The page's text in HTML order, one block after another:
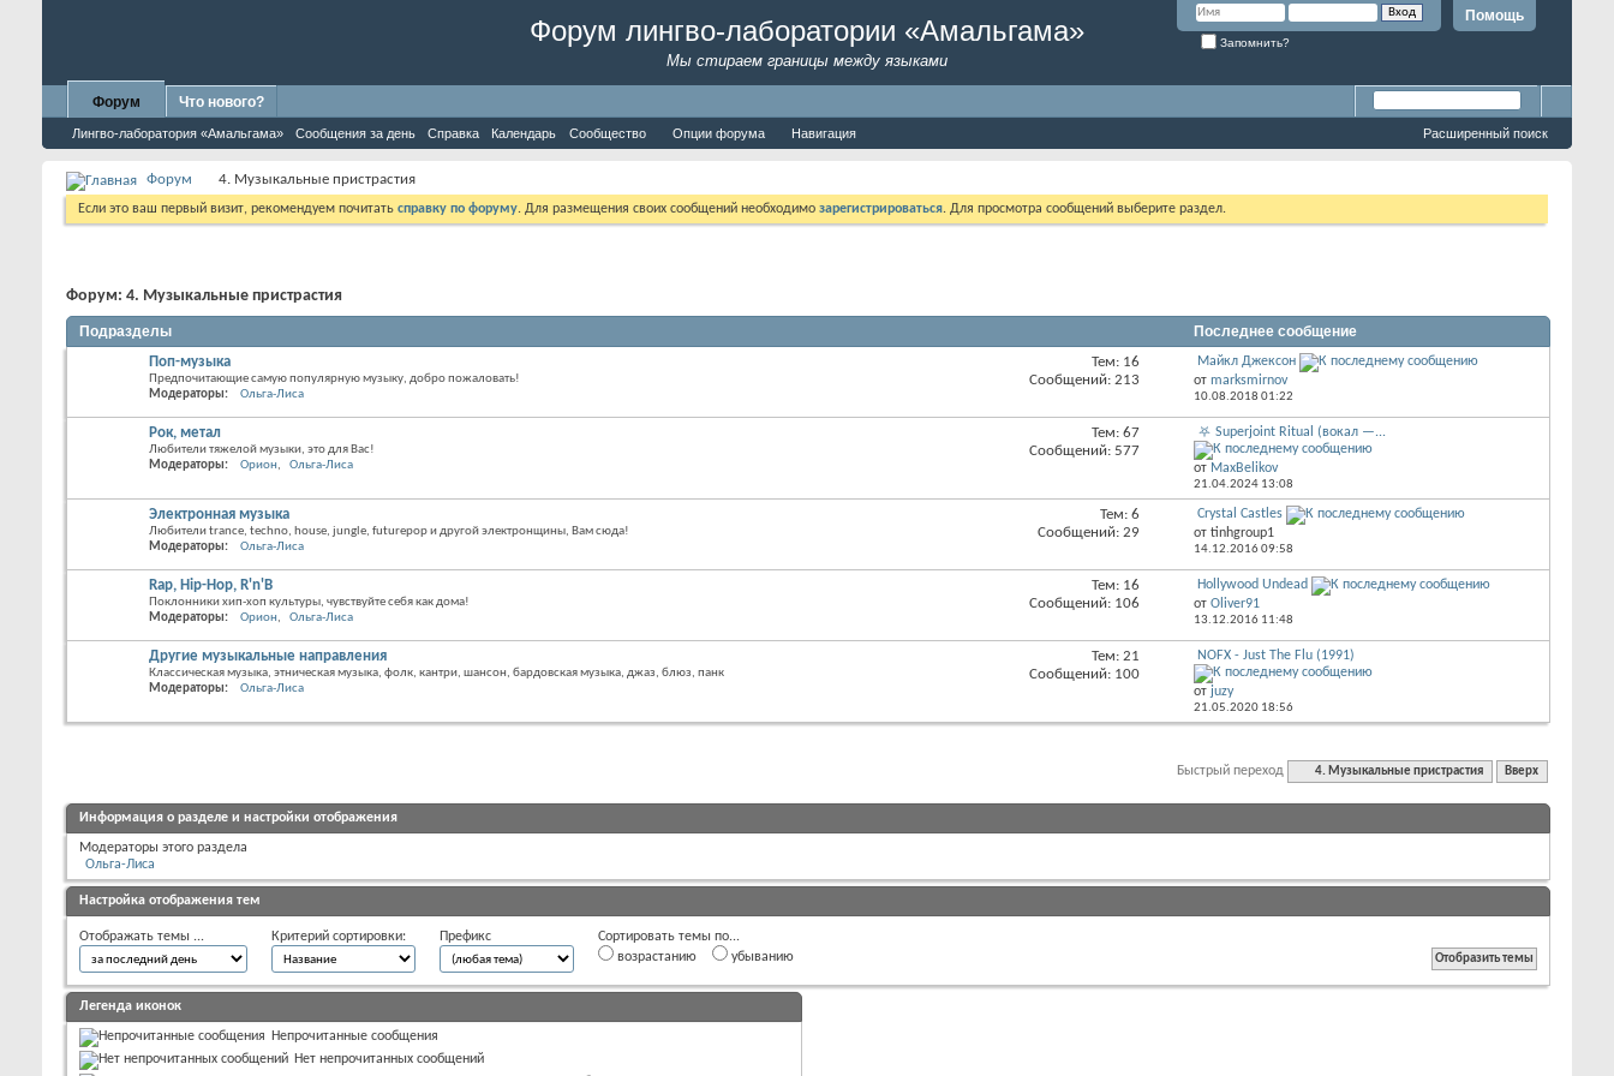
Форум лингво-лаборатории «Амальгама»
Мы стираем границы между языками
Помощь
Запомнить?
Форум
Лингво-лаборатория «Амальгама» Сообщения за день Справка Календарь Сообщество Опции форума Навигация
Что нового?
Расширенный поиск
Форум 4. Музыкальные пристрастия
Если это ваш первый визит, рекомендуем почитать справку по форуму. Для размещения своих сообщений необходимо зарегистрироваться. Для просмотра сообщений выберите раздел.
Форум: 4. Музыкальные пристрастия
Подразделы Последнее сообщение
Поп-музыка
Предпочитающие самую популярную музыку, добро пожаловать!
Модераторы:
Ольга-Лиса
Тем: 16
Сообщений: 213
Майкл Джексон
от marksmirnov
10.08.2018 01:22
Рок, метал
Любители тяжелой музыки, это для Вас!
Модераторы:
Орион Ольга-Лиса
Тем: 67
Сообщений: 577
⛧ Superjoint Ritual (вокал —...
от MaxBelikov
21.04.2024 13:08
Электронная музыка
Любители trance, techno, house, jungle, futurepop и другой электронщины, Вам сюда!
Модераторы:
Ольга-Лиса
Тем: 6
Сообщений: 29
Crystal Castles
от tinhgroup1
14.12.201609:58
Rap, Hip-Hop, R'n'B
Поклонники хип-хоп культуры, чувствуйте себя как дома!
Модераторы:
Орион Ольга-Лиса
Тем: 16
Сообщений: 106
Hollywood Undead
от Oliver91
13.12.2016 11:48
Другие музыкальные направления
Классическая музыка, этническая музыка, фолк, кантри, шансон, бардовская музыка, джаз, блюз, панк
Модераторы:
Ольга-Лиса
Тем: 21
Сообщений: 100
NOFX - Just The Flu (1991)
от juzy
21.05.2020 18:56
Быстрый переход 4. Музыкальные пристрастия Вверх
Информация о разделе и настройки отображения
Модераторы этого раздела
Ольга-Лиса
Настройка отображения тем
Отображать темы ... Критерий сортировки: Префикс
Сортировать темы по...
возрастанию
убыванию
Легенда иконок
Непрочитанные сообщения
Нет непрочитанных сообщений